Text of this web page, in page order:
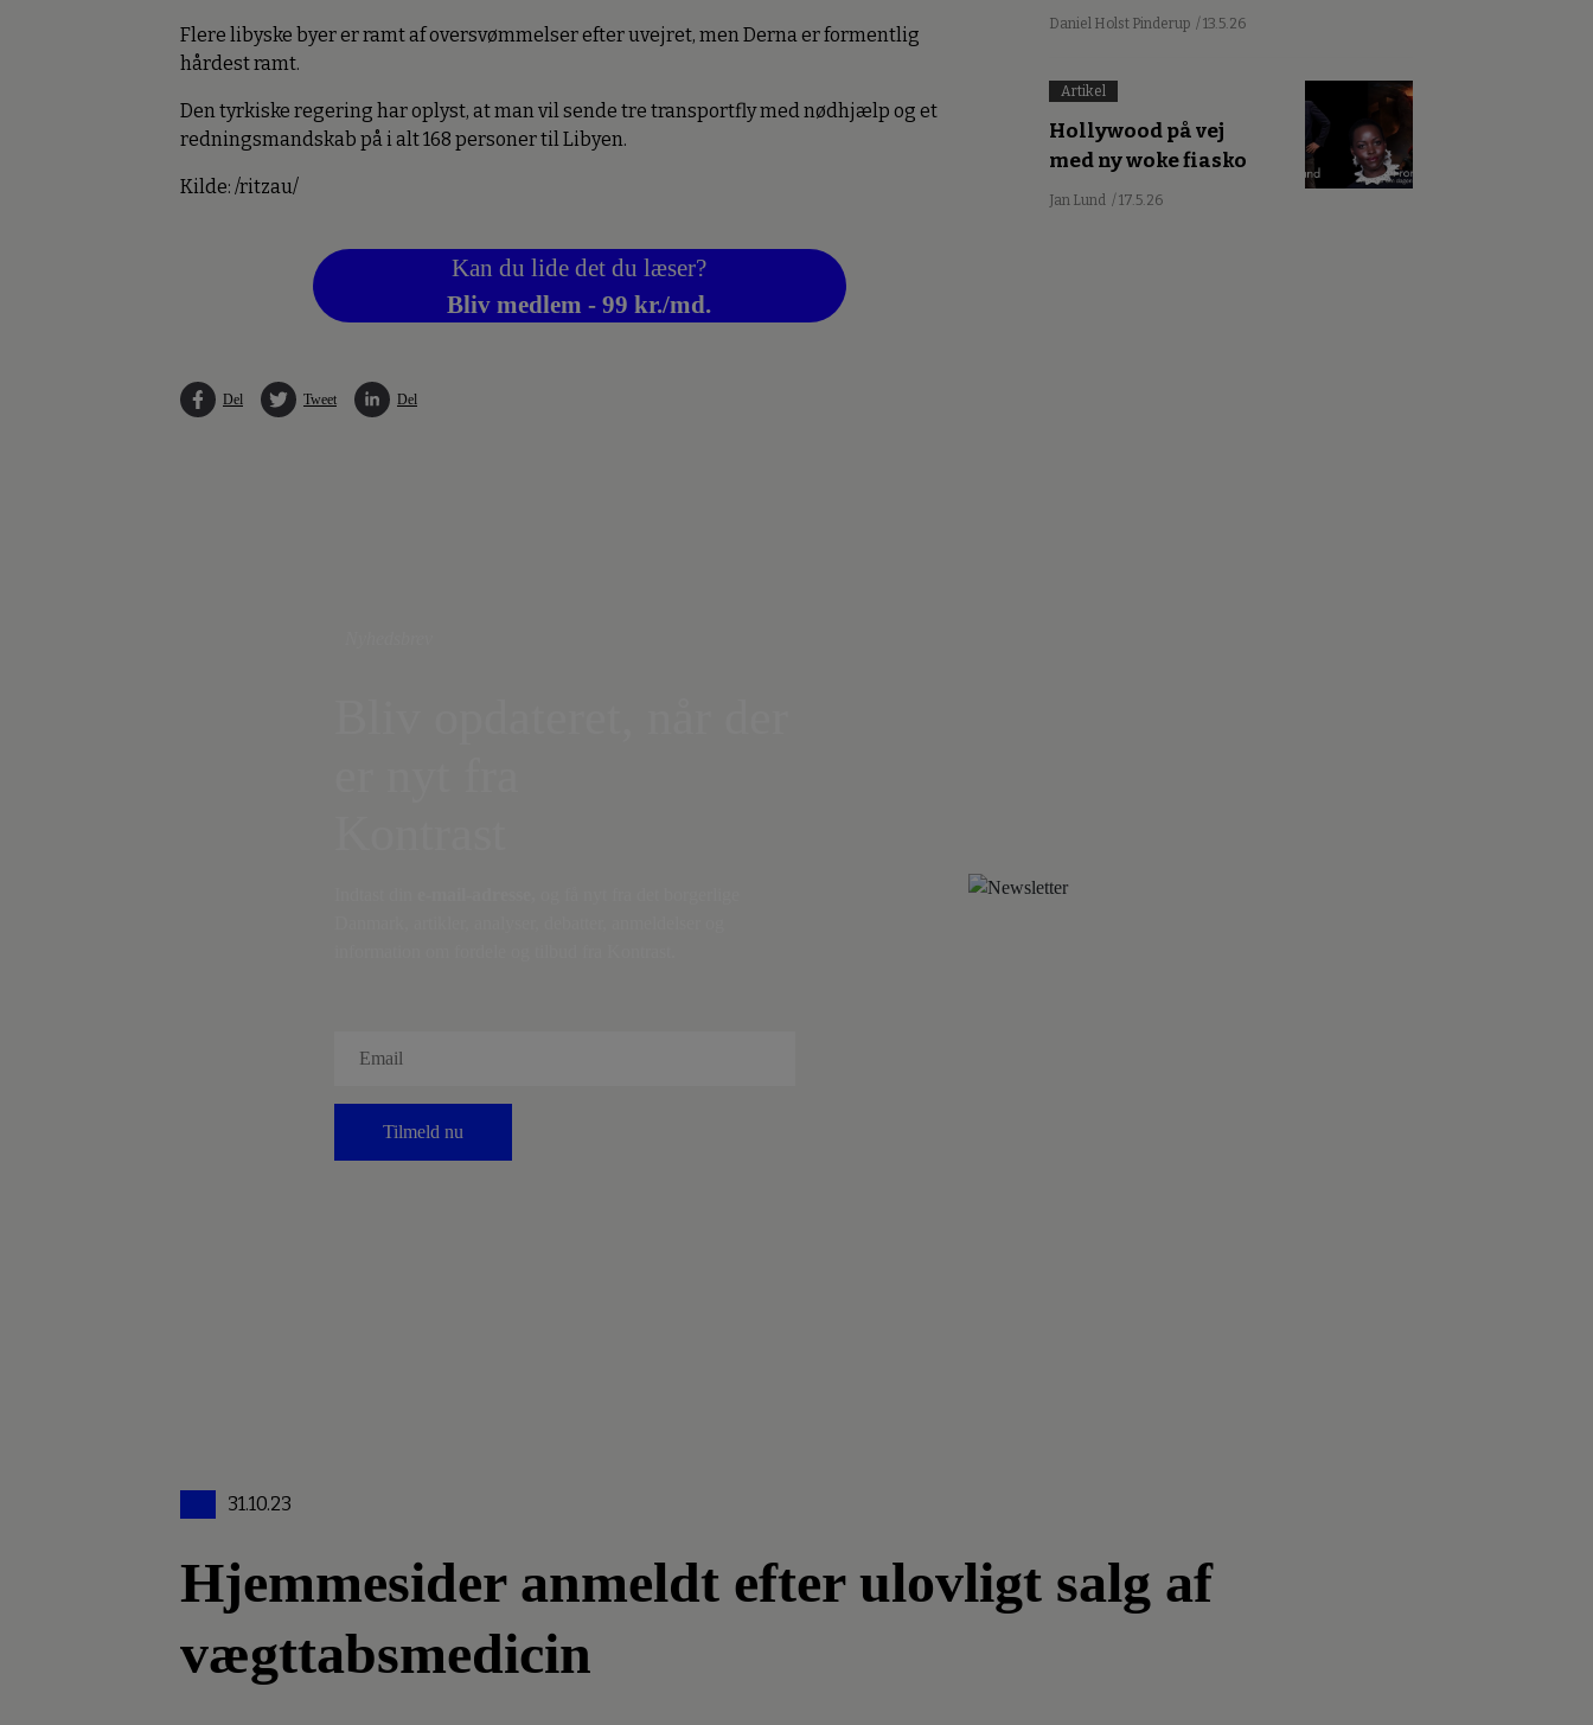
Flere libyske byer er ramt af oversvømmelser efter uvejret, men Derna er formentlig
hårdest ramt.
Den tyrkiske regering har oplyst, at man vil sende tre transportfly med nødhjælp og et
redningsmandskab på i alt 168 personer til Libyen.
Kilde: /ritzau/
Kan du lide det du læser?
Bliv medlem - 99 kr./md.
Del Tweet Del
Daniel Holst Pinderup / 13.5.26
Artikel
Hollywood på vej
med ny woke fiasko
Jan Lund / 17.5.26
Tilmeld nu
31.10.23
Hjemmesider anmeldt efter ulovligt salg af
vægttabsmedicin